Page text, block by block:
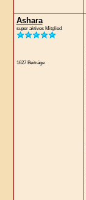
Ashara
super aktives Mitglied
1627 Beiträge